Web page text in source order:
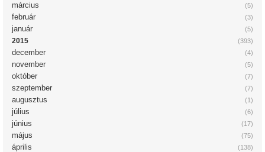
(5)
március
(3)
február
(5)
január
(393)
2015
(4)
december
(5)
november
(7)
október
(7)
szeptember
(1)
augusztus
(6)
július
(17)
június
(75)
május
(138)
április